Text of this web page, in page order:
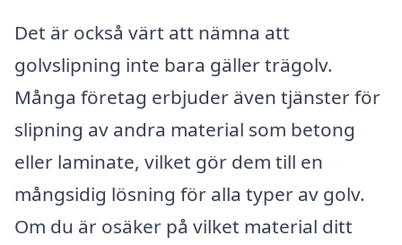
Det är också värt att nämna att
golvslipning inte bara gäller trägolv.
Många företag erbjuder även tjänster för
slipning av andra material som betong
eller laminate, vilket gör dem till en
mångsidig lösning för alla typer av golv.
Om du är osäker på vilket material ditt